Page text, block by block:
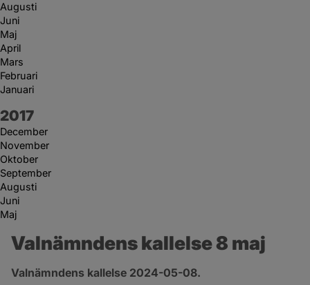
Augusti
Juni
Maj
April
Mars
Februari
Januari
År:
2017
December
November
Oktober
September
Augusti
Juni
Maj
Valnämndens kallelse 8 maj
Valnämndens kallelse 2024-05-08.